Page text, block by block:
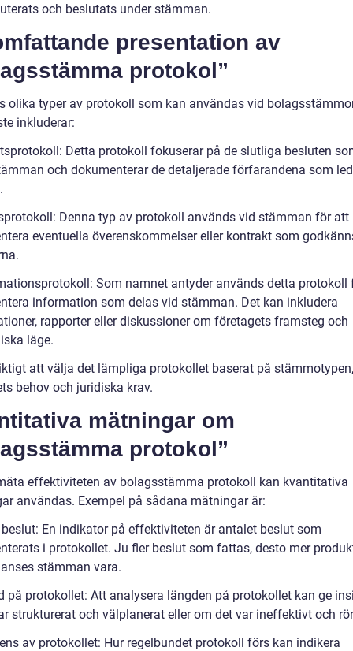
och beslutats under stämman.
presentation av
protokol”
olika typer av protokoll som kan användas vid
inkluderar:
Detta protokoll fokuserar på de slutliga besluten
och dokumenterar de detaljerade förfarandena som
Denna typ av protokoll används vid stämman för att
eventuella överenskommelser eller kontrakt som
Som namnet antyder används detta protokoll
information som delas vid stämman. Det kan inkludera
rapporter eller diskussioner om företagets framsteg och
läge.
att välja det lämpliga protokollet baserat på stämmotypen,
behov och juridiska krav.
mätningar om
protokol”
effektiviteten av bolagsstämma protokoll kan kvantitativa
användas. Exempel på sådana mätningar är:
En indikator på effektiviteten är antalet beslut som
i protokollet. Ju fler beslut som fattas, desto mer
stämman vara.
på protokollet: Att analysera längden på protokollet kan ge
strukturerat och välplanerat eller om det var ineffektivt och
av protokollet: Hur regelbundet protokoll förs kan indikera